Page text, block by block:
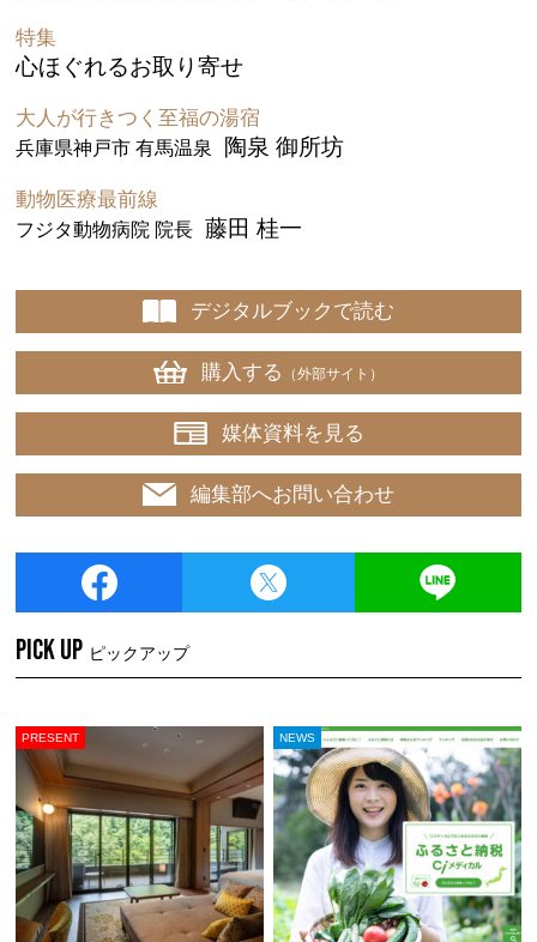
特集
心ほぐれるお取り寄せ
大人が行きつく至福の湯宿
兵庫県神戸市 有馬温泉 陶泉 御所坊
動物医療最前線
フジタ動物病院 院長 藤田 桂一
デジタルブックで読む
購入する （外部サイト）
媒体資料を見る
編集部へお問い合わせ
PICK UP ピックアップ
PRESENT NEWS